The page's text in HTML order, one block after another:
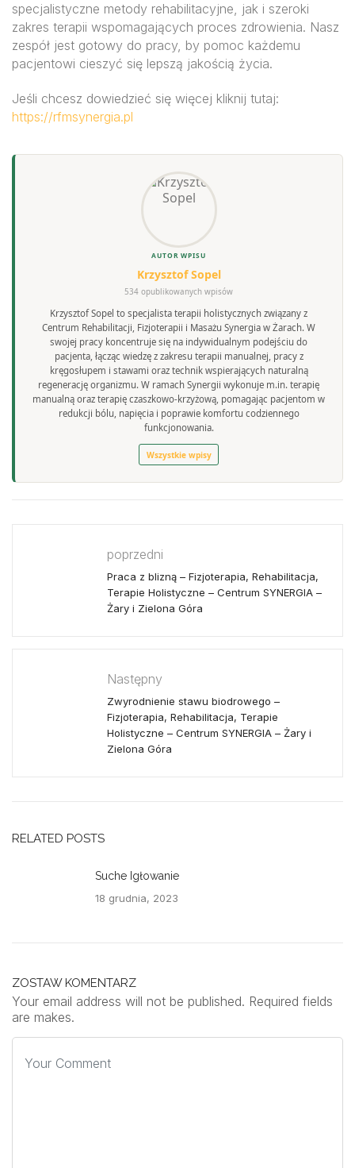
specjalistyczne metody rehabilitacyjne, jak i szeroki
zakres terapii wspomagających proces zdrowienia. Nasz
zespół jest gotowy do pracy, by pomoc każdemu
pacjentowi cieszyć się lepszą jakością życia.
Jeśli chcesz dowiedzieć się więcej kliknij tutaj:
https://rfmsynergia.pl
AUTOR WPISU
Krzysztof Sopel
534 opublikowanych wpisów
Krzysztof Sopel to specjalista terapii holistycznych związany z
Centrum Rehabilitacji, Fizjoterapii i Masażu Synergia w Żarach. W
swojej pracy koncentruje się na indywidualnym podejściu do
pacjenta, łącząc wiedzę z zakresu terapii manualnej, pracy z
kręgosłupem i stawami oraz technik wspierających naturalną
regenerację organizmu. W ramach Synergii wykonuje m.in. terapię
manualną oraz terapię czaszkowo-krzyżową, pomagając pacjentom w
redukcji bólu, napięcia i poprawie komfortu codziennego
funkcjonowania.
Wszystkie wpisy
poprzedni
Praca z blizną – Fizjoterapia, Rehabilitacja,
Terapie Holistyczne – Centrum SYNERGIA –
Żary i Zielona Góra
Następny
Zwyrodnienie stawu biodrowego –
Fizjoterapia, Rehabilitacja, Terapie
Holistyczne – Centrum SYNERGIA – Żary i
Zielona Góra
RELATED POSTS
Suche Igłowanie
18 grudnia, 2023
ZOSTAW KOMENTARZ
Your email address will not be published. Required fields
are makes.